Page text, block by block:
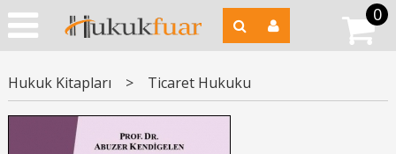
0
Hukuk Kitapları > Ticaret Hukuku